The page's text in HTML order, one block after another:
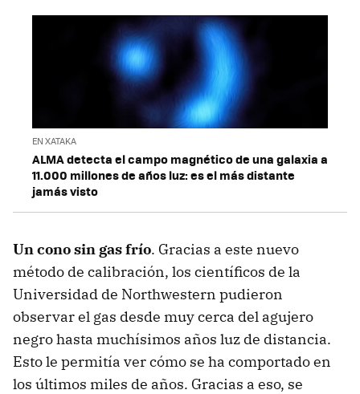
EN XATAKA
ALMA detecta el campo magnético de una galaxia a
11.000 millones de años luz: es el más distante
jamás visto
Un cono sin gas frío. Gracias a este nuevo
método de calibración, los científicos de la
Universidad de Northwestern pudieron
observar el gas desde muy cerca del agujero
negro hasta muchísimos años luz de distancia.
Esto le permitía ver cómo se ha comportado en
los últimos miles de años. Gracias a eso, se